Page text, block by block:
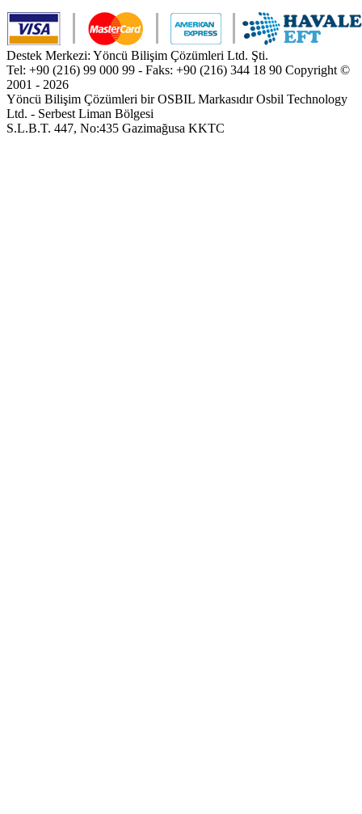
Destek Merkezi: Yöncü Bilişim Çözümleri Ltd. Şti.
Tel: +90 (216) 99 000 99 - Faks: +90 (216) 344 18 90 Copyright ©
2001 - 2026
Yöncü Bilişim Çözümleri bir OSBIL Markasıdır Osbil Technology
Ltd. - Serbest Liman Bölgesi
S.L.B.T. 447, No:435 Gazimağusa KKTC